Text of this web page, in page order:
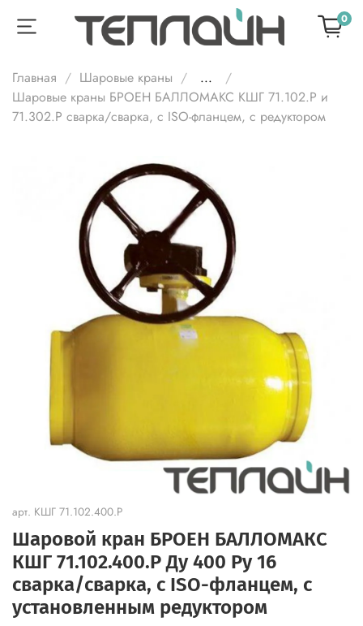
0
Главная Шаровые краны
...
Шаровые краны БРОЕН БАЛЛОМАКС КШГ 71.102.Р и
71.302.Р сварка/сварка, с ISO-фланцем, с редуктором
арт. КШГ 71.102.400.Р
Шаровой кран БРОЕН БАЛЛОМАКС
КШГ 71.102.400.Р Ду 400 Ру 16
сварка/cварка, с ISO-фланцем, с
установленным редуктором